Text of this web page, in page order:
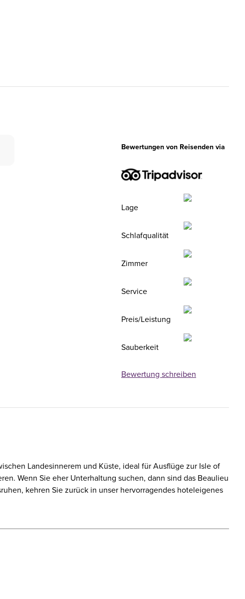
Bewertungen von Reisenden via
Lage
Schlafqualität
Zimmer
Service
Preis/Leistung
Sauberkeit
Bewertung schreiben
Landesinnerem und Küste, ideal für Ausflüge zur Isle of
Wenn Sie eher Unterhaltung suchen, dann sind das Beaulieu
kehren Sie zurück in unser hervorragendes hoteleigenes